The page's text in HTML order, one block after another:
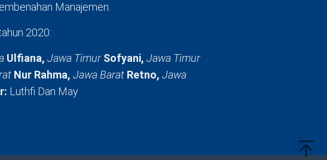
Manajemen.
2020:
Ulfiana, Jawa TimurSofyani, Jawa Timur
Nur Rahma, Jawa Barat Retno, Jawa
Luthfi Dan May